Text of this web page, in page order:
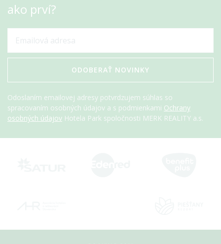
ako prví?
ODOBERAŤ NOVINKY
Odoslaním emailovej adresy potvrdzujem súhlas so
spracovaním osobných údajov a s podmienkami Ochrany
osobných údajov Hotela Park spoločnosti MERK REALITY a.s.